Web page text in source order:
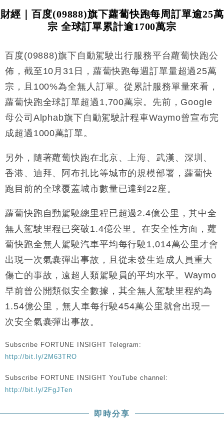
17:40
財經｜本港6月零售額連升14個月 珠寶鐘錶銷售升勢
最強
50%
15:59
財經｜SA售股自救後再出手 斥4億美元押注未上市公
市場落地
14:50
地產｜大酒店中期轉賺2300萬元 斥21億翻新香港及
東京半島
12:30
財經｜香港7月PMI回落至51 企業擴張放慢兼縮減人
手
11:40
財經｜黑石傳再籌逾360億美元 支援Anthropic租用
10:57
財經｜美商務部擬擴大金屬關稅範圍 14類產品或加徵
25%
18:15
本地｜新世界K11 9月升級會員制度 增鉑金卡級別鎖
定高消費客群
17:40
財經｜本港6月零售額連升14個月 珠寶鐘錶銷售升勢
最強
16:33
財經｜滙控重啟最多10億美元回購 派息比率目標維持
50%
財經｜百度(09888)旗下蘿蔔快跑每周訂單逾25萬
宗 全球訂單累計逾1700萬宗
百度(09888)旗下自動駕駛出行服務平台蘿蔔快跑公
佈，截至10月31日，蘿蔔快跑每週訂單量超過25萬
宗，且100%為全無人訂單。從累計服務單量來看，
蘿蔔快跑全球訂單超過1,700萬宗。先前，Google
母公司Alphab旗下自動駕駛計程車Waymo曾宣布完
成超過1000萬訂單。
另外，隨著蘿蔔快跑在北京、上海、武漢、深圳、
香港、迪拜、阿布扎比等城市的規模部署，蘿蔔快
跑目前的全球覆蓋城市數量已達到22座。
蘿蔔快跑自動駕駛總里程已超過2.4億公里，其中全
無人駕駛里程已突破1.4億公里。在安全性方面，蘿
蔔快跑全無人駕駛汽車平均每行駛1,014萬公里才會
出現一次氣囊彈出事故，且從未發生造成人員重大
傷亡的事故，遠超人類駕駛員的平均水平。Waymo
早前曾公開類似安全數據，其全無人駕駛里程約為
1.54億公里，無人車每行駛454萬公里就會出現一
次安全氣囊彈出事故。
Subscribe FORTUNE INSIGHT Telegram:
http://bit.ly/2M63TRO
Subscribe FORTUNE INSIGHT YouTube channel:
http://bit.ly/2FgJTen
即時分享